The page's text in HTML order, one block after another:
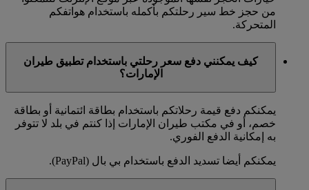
من حجز خط سير رحلتكم بأكمله باستخدام هواتفكم
المتحركة.
كيف يمكنني دفع سعر رحلتي باستخدام تطبيق طيران
الإمارات؟
يمكنكم دفع قيمة رحلاتكم باستخدام بطاقة ائتمانية أو بطاقة
خصم، أو في مكتب طيران الإمارات إذا كنتم في بلد لا تتوفر
به إمكانية الدفع الفوري.
يمكنكم أيضا تسديد الدفع باستخدام بي بال (PayPal).